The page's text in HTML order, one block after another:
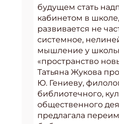
будущем стать
кабинетом в
развивается не
системное,
мышление у
«пространство
Татьяна Жукова
Ю. Гениеву,
библиотечного,
общественного
предлагала